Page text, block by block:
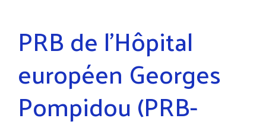
PRB de l’Hôpital
européen Georges
Pompidou (PRB-